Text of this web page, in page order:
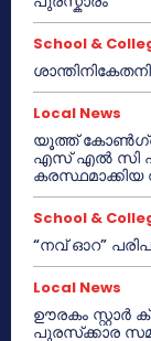
School &
Local News
യൂത്ത്
എസ് എൽ സി
കരസ്ഥമാക്കിയ
School &
“നവ് ഓറ”
Local News
ഊരകം സ്റ്റാർ
പുരസ്‌ക്കാര